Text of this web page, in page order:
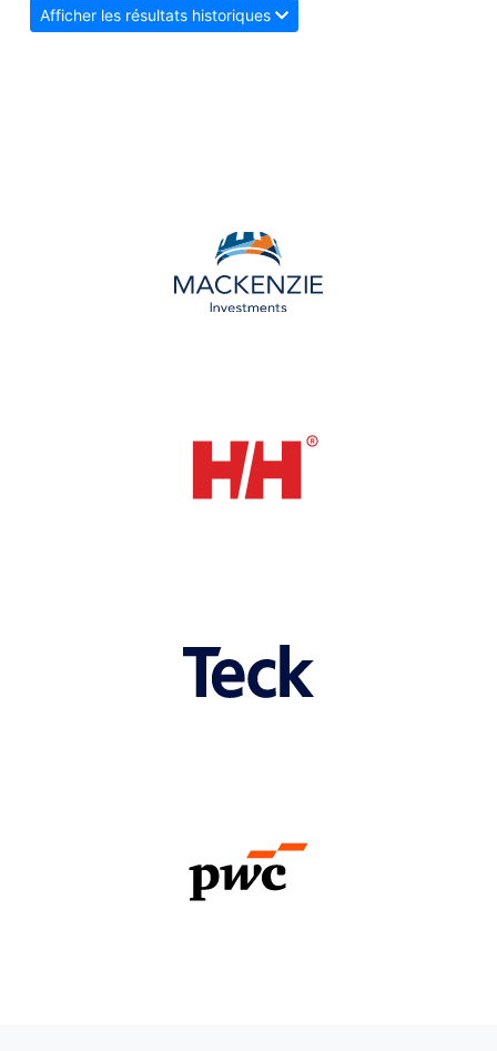
Afficher les résultats historiques